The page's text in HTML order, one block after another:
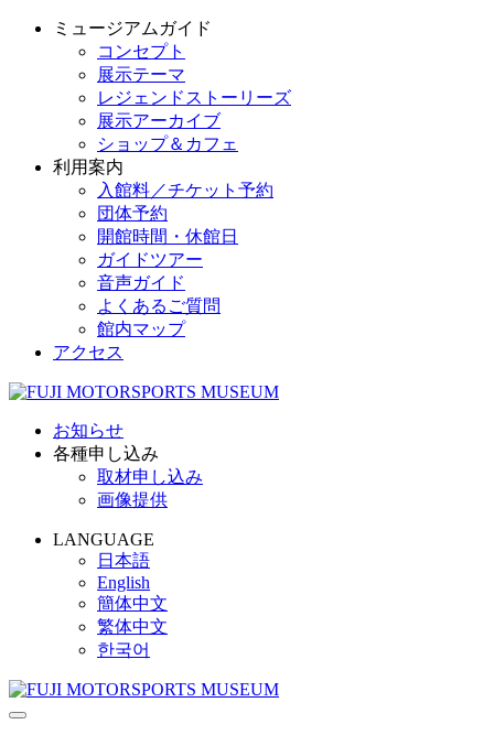
ミュージアムガイド
コンセプト
展示テーマ
レジェンドストーリーズ
展示アーカイブ
ショップ＆カフェ
利用案内
入館料／チケット予約
団体予約
開館時間・休館日
ガイドツアー
音声ガイド
よくあるご質問
館内マップ
アクセス
お知らせ
各種申し込み
取材申し込み
画像提供
LANGUAGE
日本語
English
簡体中文
繁体中文
한국어